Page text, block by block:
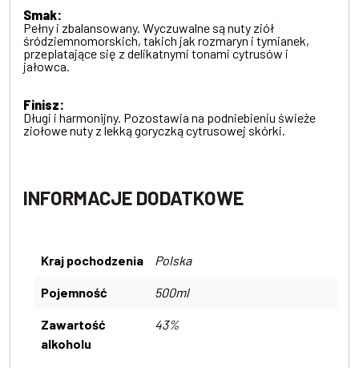
Smak:
Pełny i zbalansowany. Wyczuwalne są nuty ziół
śródziemnomorskich, takich jak rozmaryn i tymianek,
przeplatające się z delikatnymi tonami cytrusów i
jałowca.
Finisz:
Długi i harmonijny. Pozostawia na podniebieniu świeże
ziołowe nuty z lekką goryczką cytrusowej skórki.
INFORMACJE DODATKOWE
Kraj pochodzenia Polska
Pojemność 500ml
Zawartość
alkoholu
43%